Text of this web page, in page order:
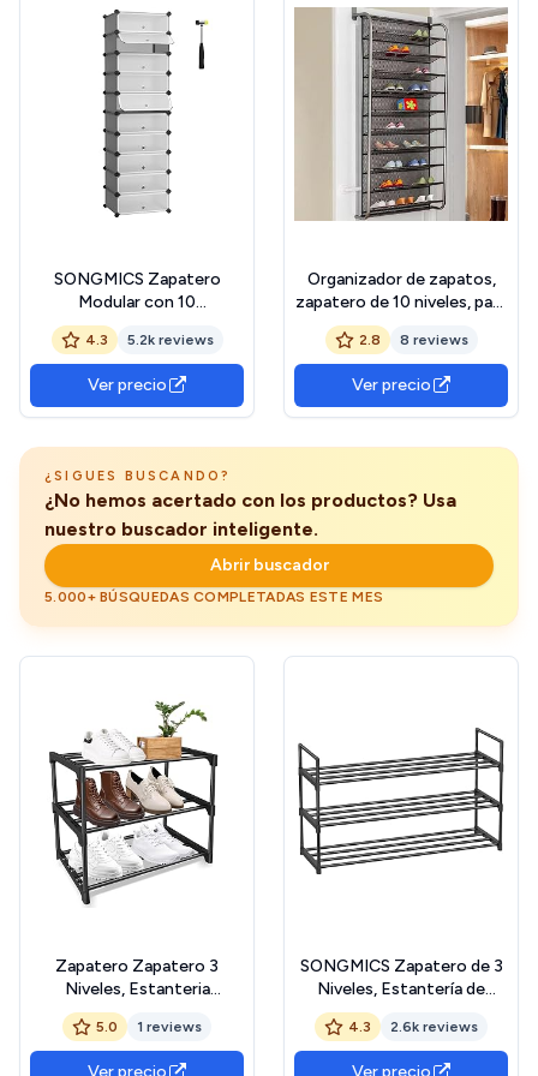
SONGMICS Zapatero
Modular con 10
Compartimentos,
Estantería Modular de
Plástico, DIY, Zapatero con
Puerta, con Martillo, Gris
LPC010G01
4.3 5.2k reviews
Ver precio
Organizador de zapatos,
zapatero de 10 niveles, para
colgar en la puerta, estable
de metal
2.8 8 reviews
Ver precio
¿SIGUES BUSCANDO?
¿No hemos acertado con los productos? Usa
nuestro buscador inteligente.
Abrir buscador
5.000+ BÚSQUEDAS COMPLETADAS ESTE MES
Zapatero Zapatero 3
Niveles, Estanteria
Zapatos de Metal Guardar
Zapatos Zapatera de
Almacenamiento para
5.0 1 reviews
Ver precio
SONGMICS Zapatero de 3
Niveles, Estantería de
Zapatos, Estantería de
Metal, para 12 a 15 Pares de
Zapatos, Estante Apilable,
4.3 2.6k reviews
Ver precio